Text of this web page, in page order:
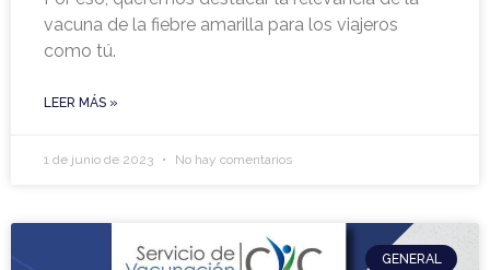
vacuna de la fiebre amarilla para los viajeros
como tú.
LEER MÁS »
1 de junio de 2023 No hay comentarios
GENERAL